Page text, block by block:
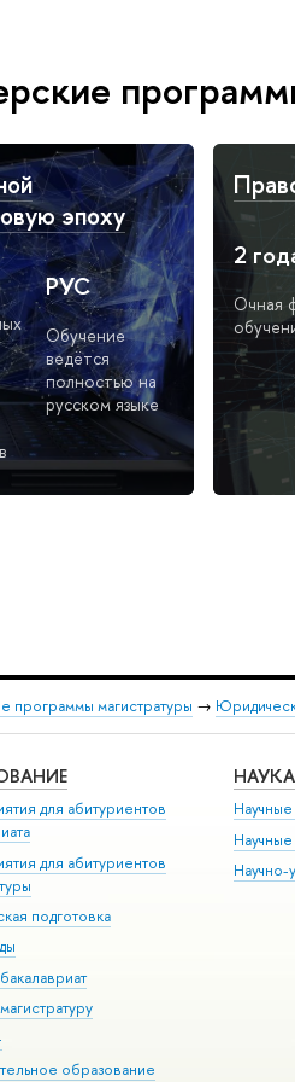
эпоху
РУС
Обучение
ведётся
полностью на
русском языке
2
Очная
программы магистратуры →
для абитуриентов
для абитуриентов
подготовка
образование
НАУКА
Научно-